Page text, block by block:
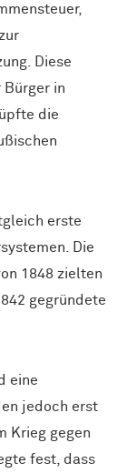
Diese
Bürger in
die
erste
Die
1848 zielten
gegründete
eine
jedoch erst
Krieg gegen
fest, dass